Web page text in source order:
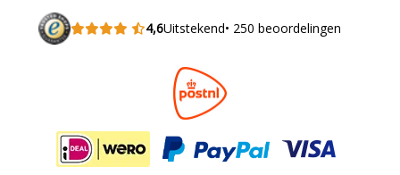
4,6Uitstekend• 250 beoordelingen